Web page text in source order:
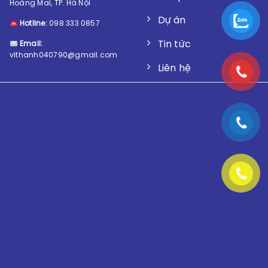
Hoàng Mai, TP. Hà Nội
Hotline:098 333 0857
Email:
vithanh040790@gmail.com
Dự án
Tin tức
Liên hệ